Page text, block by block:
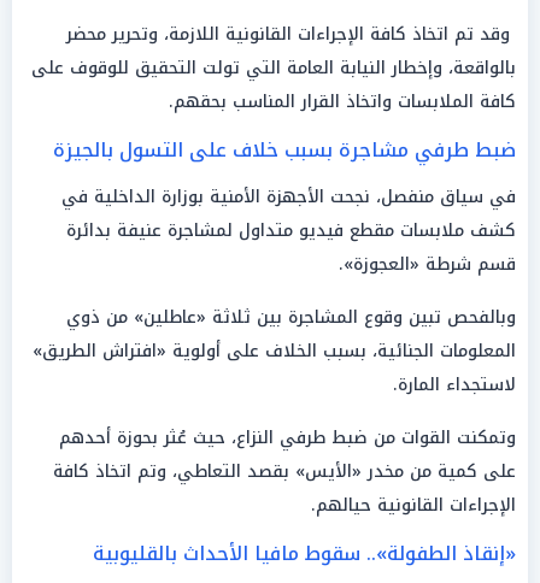
وقد تم اتخاذ كافة الإجراءات القانونية اللازمة، وتحرير محضر
بالواقعة، وإخطار النيابة العامة التي تولت التحقيق للوقوف على
كافة الملابسات واتخاذ القرار المناسب بحقهم.
ضبط طرفي مشاجرة بسبب خلاف على التسول بالجيزة
في سياق منفصل، نجحت الأجهزة الأمنية بوزارة الداخلية في
كشف ملابسات مقطع فيديو متداول لمشاجرة عنيفة بدائرة
قسم شرطة «العجوزة».
وبالفحص تبين وقوع المشاجرة بين ثلاثة «عاطلين» من ذوي
المعلومات الجنائية، بسبب الخلاف على أولوية «افتراش الطريق»
لاستجداء المارة.
وتمكنت القوات من ضبط طرفي النزاع، حيث عُثر بحوزة أحدهم
على كمية من مخدر «الأيس» بقصد التعاطي، وتم اتخاذ كافة
الإجراءات القانونية حيالهم.
«إنقاذ الطفولة».. سقوط مافيا الأحداث بالقليوبية